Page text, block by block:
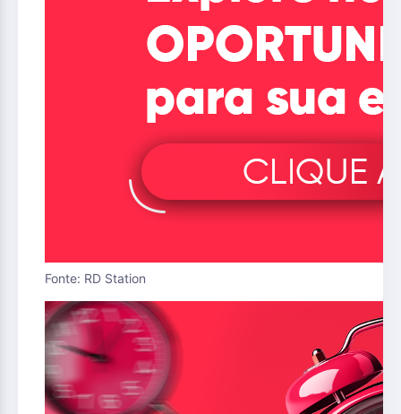
Fonte: RD Station